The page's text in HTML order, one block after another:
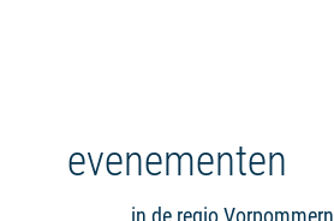
evenementen
in de regio Vorpommern